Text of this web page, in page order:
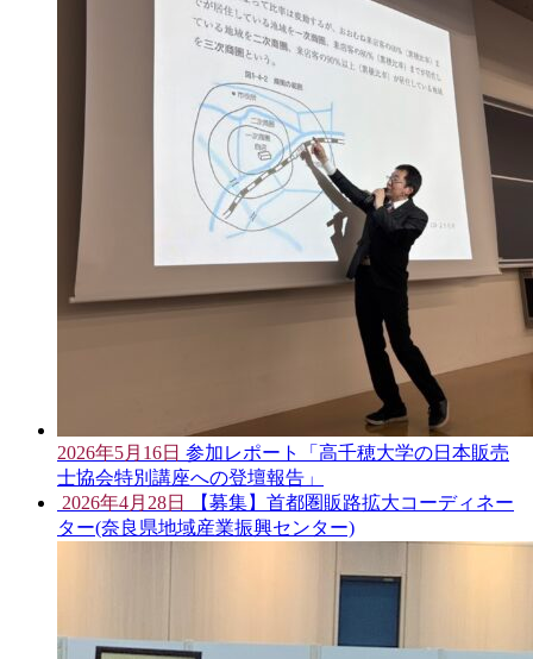
2026年5月16日 参加レポート「高千穂大学の日本販売
士協会特別講座への登壇報告」
2026年4月28日
【募集】首都圏販路拡大コーディネー
ター(奈良県地域産業振興センター)